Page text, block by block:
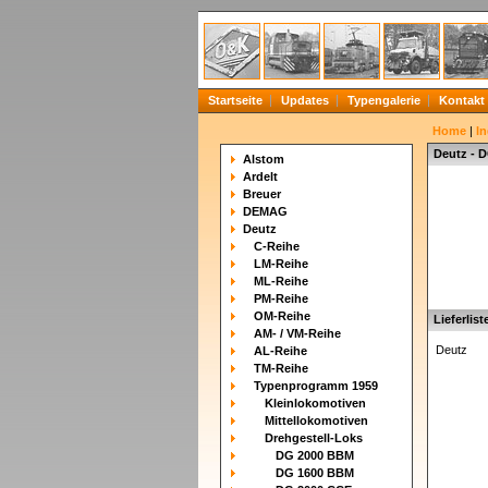
Startseite Updates Typengalerie Kontakt
Alstom
Ardelt
Breuer
DEMAG
Deutz
C-Reihe
LM-Reihe
ML-Reihe
PM-Reihe
OM-Reihe
AM- / VM-Reihe
AL-Reihe
TM-Reihe
Typenprogramm 1959
Kleinlokomotiven
Mittellokomotiven
Drehgestell-Loks
DG 2000 BBM
DG 1600 BBM
Home |
Deutz -
Deutz